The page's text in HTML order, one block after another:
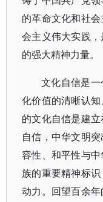
的革命文化和社
会主义伟大实践
的强大精神力量。
文化自信是
化价值的清晰认
的文化自信是建
自信，中华文明
容性、和平性与
族的重要精神标
动力。回望百余